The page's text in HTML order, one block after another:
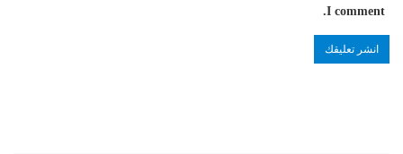
I comment.